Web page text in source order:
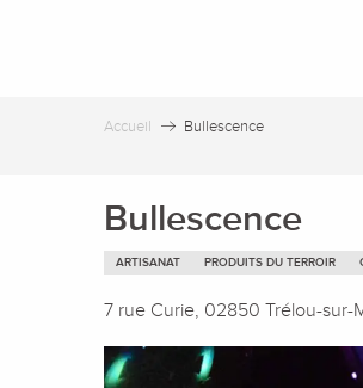
Accueil Bullescence
Bullescence
ARTISANAT PRODUITS DU TERROIR
7 rue Curie, 02850 Trélou-sur-